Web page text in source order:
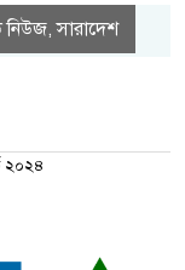
নিউজ ,সারাদেশ
২০২৪